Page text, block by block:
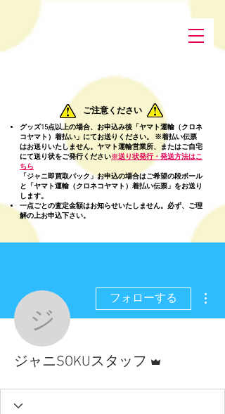
ご注意ください
グッズ15点以上の場合、お申込み後「ヤマト運輸（クロネ
コヤマト）着払い」にてお送りください。 ※着払い伝票
はお送りいたしません。ヤマト運輸営業所、またはご自宅
にて送り状をご発行ください※送り状発行・発送方法はこ
ちら
「ジャニ即買取パック」お申込の場合はご希望の段ボール
と「ヤマト運輸（クロネコヤマト）着払い伝票」をお送り
します。
一点ごとの査定金額はお知らせいたしません。必ず、ご理
解の上お申込下さい。
ジャニSOKUス
フォローする
ジャニSOKUスタッフ